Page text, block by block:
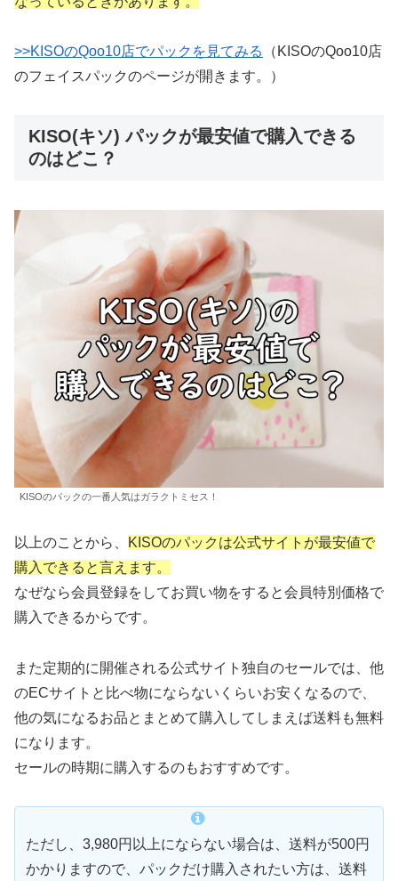
>>KISOのQoo10店でパックを見てみる
（KISOのQoo10店
のフェイスパックのページが開きます。）
KISO(キソ) パックが最安値で購入できる
のはどこ？
KISOのパックの一番人気はガラクトミセス！
以上のことから、
KISOのパックは公式サイトが最安値で
購入できると言えます。
なぜなら会員登録をしてお買い物をすると会員特別価格で
購入できるからです。
また定期的に開催される公式サイト独自のセールでは、他
のECサイトと比べ物にならないくらいお安くなるので、
他の気になるお品とまとめて購入してしまえば送料も無料
になります。
セールの時期に購入するのもおすすめです。
ただし、3,980円以上にならない場合は、送料が500円
かかりますので、パックだけ購入されたい方は、送料